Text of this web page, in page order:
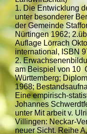
1. Die Entwicklung
unter besonderer
der Gemeinde
Nürtingen 1962;
Auflage Lörrach
international, ISBN
2.
am Beispiel von 10
Württemberg;
1968;
Eine empirisch-
Johannes
unter Mit arbeit v.
Villingen: Neckar-
neuer Sicht. Reihe